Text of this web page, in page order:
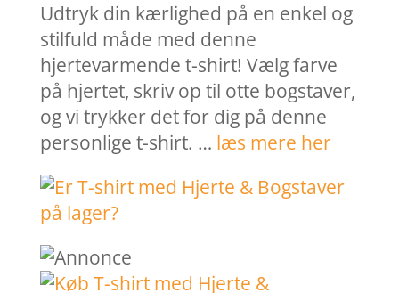
Udtryk din kærlighed på en enkel og
stilfuld måde med denne
hjertevarmende t-shirt! Vælg farve
på hjertet, skriv op til otte bogstaver,
og vi trykker det for dig på denne
personlige t-shirt. … læs mere her